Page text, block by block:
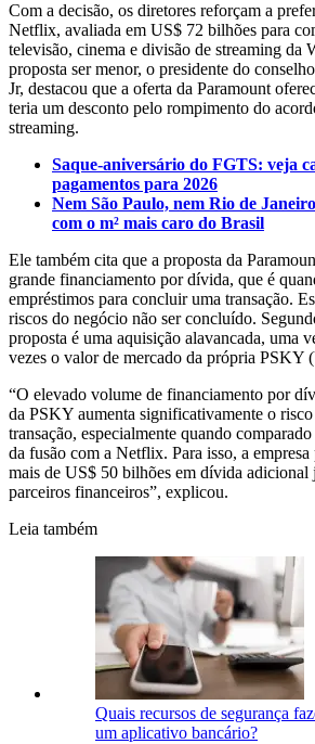
Com a decisão, os diretores reforçam a
Netflix, avaliada em US$ 72 bilhões para
televisão, cinema e divisão de streaming da
proposta ser menor, o presidente do
Jr, destacou que a oferta da Paramount
teria um desconto pelo rompimento do
streaming.
Saque-aniversário do FGTS: veja
pagamentos para 2026
Nem São Paulo, nem Rio de
com o m² mais caro do Brasil
Ele também cita que a proposta da
grande financiamento por dívida, que é
empréstimos para concluir uma transação.
riscos do negócio não ser concluído.
proposta é uma aquisição alavancada, uma
vezes o valor de mercado da própria PSKY
“O elevado volume de financiamento por
da PSKY aumenta significativamente o
transação, especialmente quando
da fusão com a Netflix. Para isso, a
mais de US$ 50 bilhões em dívida
parceiros financeiros”, explicou.
Leia também
Quais recursos de segurança
um aplicativo bancário?